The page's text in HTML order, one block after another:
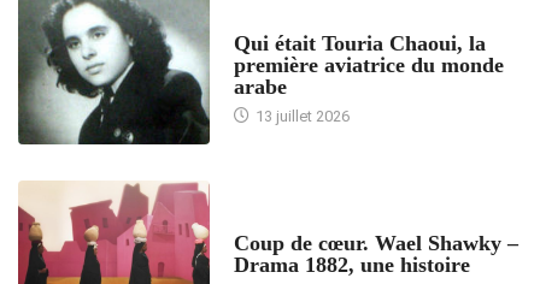
Qui était Touria Chaoui, la
première aviatrice du monde
arabe
13 juillet 2026
Coup de cœur. Wael Shawky –
Drama 1882, une histoire